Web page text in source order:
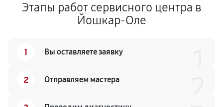
Этапы работ сервисного центра в
Йошкар-Оле
1 Вы оставляете заявку
2 Отправляем мастера